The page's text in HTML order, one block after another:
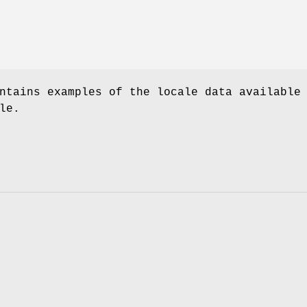
examples of the locale data